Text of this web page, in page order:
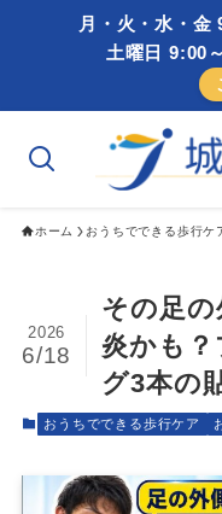
月・火・水・
土曜日 9:00
ホーム おうちでできる歩行ケ
その足の
炎かも？
グ3本の
2026
6/18
おうちでできる歩行ケア